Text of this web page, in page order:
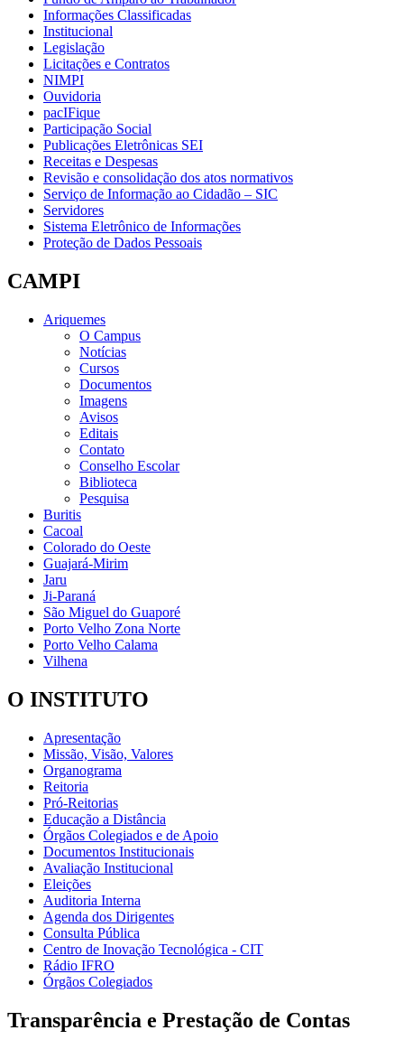
Informações Classificadas
Institucional
Legislação
Licitações e Contratos
NIMPI
Ouvidoria
pacIFique
Participação Social
Publicações Eletrônicas SEI
Receitas e Despesas
Revisão e consolidação dos atos normativos
Serviço de Informação ao Cidadão – SIC
Servidores
Sistema Eletrônico de Informações
Proteção de Dados Pessoais
CAMPI
Ariquemes
O Campus
Notícias
Cursos
Documentos
Imagens
Avisos
Editais
Contato
Conselho Escolar
Biblioteca
Pesquisa
Buritis
Cacoal
Colorado do Oeste
Guajará-Mirim
Jaru
Ji-Paraná
São Miguel do Guaporé
Porto Velho Zona Norte
Porto Velho Calama
Vilhena
O INSTITUTO
Apresentação
Missão, Visão, Valores
Organograma
Reitoria
Pró-Reitorias
Educação a Distância
Órgãos Colegiados e de Apoio
Documentos Institucionais
Avaliação Institucional
Eleições
Auditoria Interna
Agenda dos Dirigentes
Consulta Pública
Centro de Inovação Tecnológica - CIT
Rádio IFRO
Órgãos Colegiados
Transparência e Prestação de Contas